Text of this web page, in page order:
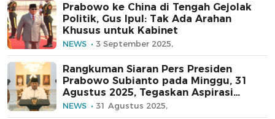
Prabowo ke China di Tengah Gejolak
Politik, Gus Ipul: Tak Ada Arahan
Khusus untuk Kabinet
NEWS 3 September 2025,
Rangkuman Siaran Pers Presiden
Prabowo Subianto pada Minggu, 31
Agustus 2025, Tegaskan Aspirasi
Rakyat Didengar
NEWS 31 Agustus 2025,